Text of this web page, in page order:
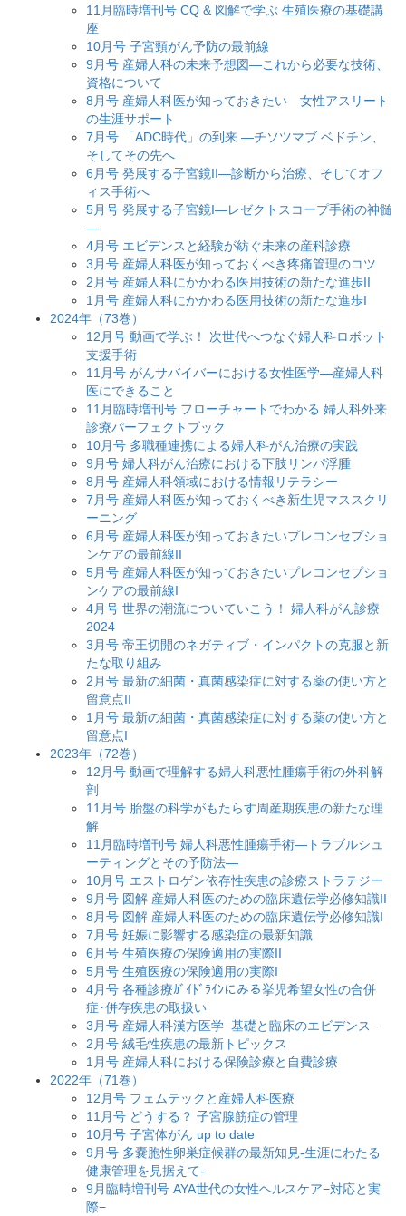
11月臨時増刊号 CQ & 図解で学ぶ 生殖医療の基礎講
座
10月号 子宮頸がん予防の最前線
9月号 産婦人科の未来予想図―これから必要な技術、
資格について
8月号 産婦人科医が知っておきたい 女性アスリート
の生涯サポート
7月号 「ADC時代」の到来 ―チソツマブ ベドチン、
そしてその先へ
6月号 発展する子宮鏡II―診断から治療、そしてオフ
ィス手術へ
5月号 発展する子宮鏡I―レゼクトスコープ手術の神髄
―
4月号 エビデンスと経験が紡ぐ未来の産科診療
3月号 産婦人科医が知っておくべき疼痛管理のコツ
2月号 産婦人科にかかわる医用技術の新たな進歩II
1月号 産婦人科にかかわる医用技術の新たな進歩I
2024年（73巻）
12月号 動画で学ぶ！ 次世代へつなぐ婦人科ロボット
支援手術
11月号 がんサバイバーにおける女性医学―産婦人科
医にできること
11月臨時増刊号 フローチャートでわかる 婦人科外来
診療パーフェクトブック
10月号 多職種連携による婦人科がん治療の実践
9月号 婦人科がん治療における下肢リンパ浮腫
8月号 産婦人科領域における情報リテラシー
7月号 産婦人科医が知っておくべき新生児マススクリ
ーニング
6月号 産婦人科医が知っておきたいプレコンセプショ
ンケアの最前線II
5月号 産婦人科医が知っておきたいプレコンセプショ
ンケアの最前線I
4月号 世界の潮流についていこう！ 婦人科がん診療
2024
3月号 帝王切開のネガティブ・インパクトの克服と新
たな取り組み
2月号 最新の細菌・真菌感染症に対する薬の使い方と
留意点II
1月号 最新の細菌・真菌感染症に対する薬の使い方と
留意点I
2023年（72巻）
12月号 動画で理解する婦人科悪性腫瘍手術の外科解
剖
11月号 胎盤の科学がもたらす周産期疾患の新たな理
解
11月臨時増刊号 婦人科悪性腫瘍手術―トラブルシュ
ーティングとその予防法―
10月号 エストロゲン依存性疾患の診療ストラテジー
9月号 図解 産婦人科医のための臨床遺伝学必修知識II
8月号 図解 産婦人科医のための臨床遺伝学必修知識I
7月号 妊娠に影響する感染症の最新知識
6月号 生殖医療の保険適用の実際II
5月号 生殖医療の保険適用の実際I
4月号 各種診療ｶﾞｲﾄﾞﾗｲﾝにみる挙児希望女性の合併
症･併存疾患の取扱い
3月号 産婦人科漢方医学−基礎と臨床のエビデンス−
2月号 絨毛性疾患の最新トピックス
1月号 産婦人科における保険診療と自費診療
2022年（71巻）
12月号 フェムテックと産婦人科医療
11月号 どうする？ 子宮腺筋症の管理
10月号 子宮体がん up to date
9月号 多嚢胞性卵巣症候群の最新知見-生涯にわたる
健康管理を見据えて-
9月臨時増刊号 AYA世代の女性ヘルスケア−対応と実
際−